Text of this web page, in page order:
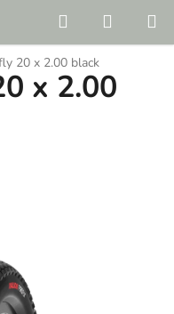
Search
CART
20 x 2.00 black
x 2.00